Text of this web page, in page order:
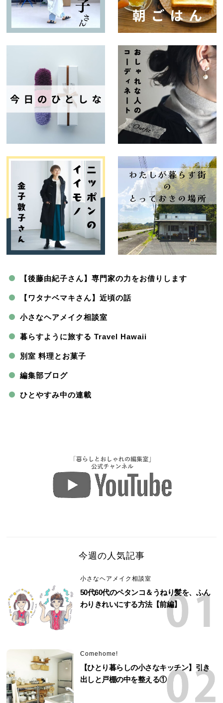
【後藤由紀子さん】専門家の力をお借りします
【ワタナベマキさん】近頃の話
小さなヘアメイク相談室
暮らすように旅する Travel Hawaii
別室 料理とお菓子
編集部ブログ
ひとやすみ中の連載
今週の人気記事
小さなヘアメイク相談室
50代60代のペタンコ＆うねり髪を、ふん
わりきれいにする方法【前編】
Comehome!
【ひとり暮らしの小さなキッチン】引き
出しと戸棚の中を整える①